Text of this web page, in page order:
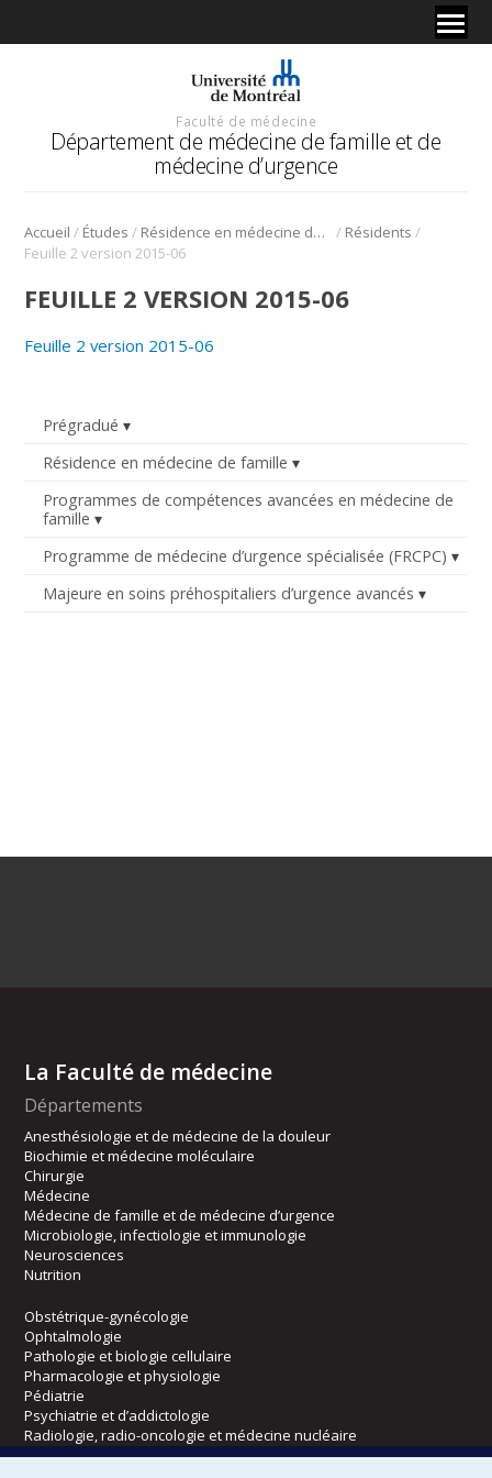
Faculté de médecine
Département de médecine de famille et de
médecine d’urgence
Accueil / Études / Résidence en médecine de famille / Résidents /
Feuille 2 version 2015-06
Prégradué
Résidence en médecine de famille
Programmes de compétences avancées en médecine de
famille
Programme de médecine d’urgence spécialisée (FRCPC)
Majeure en soins préhospitaliers d’urgence avancés
FEUILLE 2 VERSION 2015-06
Feuille 2 version 2015-06
La Faculté de médecine
Départements
Anesthésiologie et de médecine de la douleur
Biochimie et médecine moléculaire
Chirurgie
Médecine
Médecine de famille et de médecine d’urgence
Microbiologie, infectiologie et immunologie
Neurosciences
Nutrition
Obstétrique-gynécologie
Ophtalmologie
Pathologie et biologie cellulaire
Pharmacologie et physiologie
Pédiatrie
Psychiatrie et d’addictologie
Radiologie, radio-oncologie et médecine nucléaire